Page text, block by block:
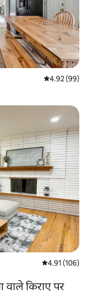
औसत रेटिंग 5 में
4.92 (99)
औसत रेटिंग 5 में से
4.91 (106)
वाले किराए पर